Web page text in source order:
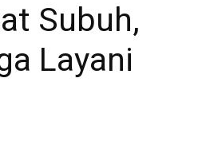
Subuh,
Layani